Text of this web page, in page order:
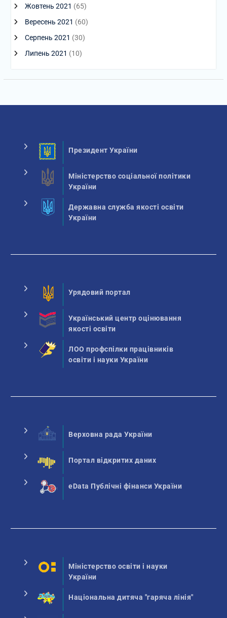
Жовтень 2021 (65)
Вересень 2021 (60)
Серпень 2021 (30)
Липень 2021 (10)
Президент України
Міністерство соціальної політики
України
Державна служба якості освіти
України
Урядовий портал
Український центр оцінювання
якості освіти
ЛОО профспілки працівників
освіти і науки України
Верховна рада України
Портал відкритих даних
eData Публічні фінанси України
Міністерство освіти і науки
України
Національна дитяча "гаряча лінія"